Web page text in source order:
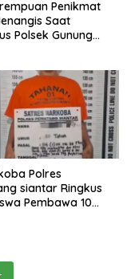
Penikmat
Saat
Polsek Gunung
Polres
siantar Ringkus
Pembawa 10